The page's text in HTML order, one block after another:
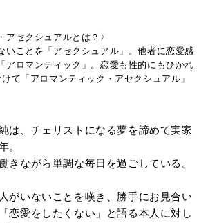
アセクシュアルとは？〉
いことを「アセクシュアル」。他者に恋愛感
アロマンティック」。恋愛も性的にもひかれ
て「アロマンティック・アセクシュアル」
は、チェリストになる夢を諦めて実家
。
きながら単調な毎日を過ごしている。
がいないことを嘆き、勝手にお見合い
恋愛をしたくない」と語る本人に対し